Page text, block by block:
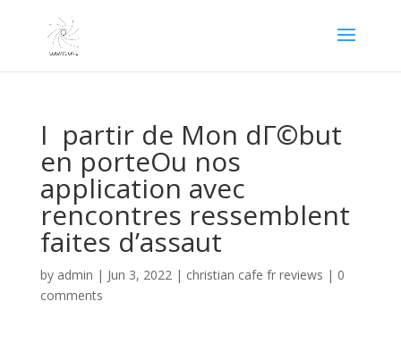
I partir de Mon dГ©but
en porteOu nos
application avec
rencontres ressemblent
faites d’assaut
by admin | Jun 3, 2022| christian cafe fr reviews | 0
comments